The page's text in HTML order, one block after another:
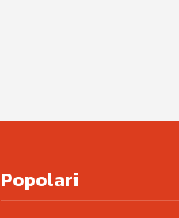
Popolari